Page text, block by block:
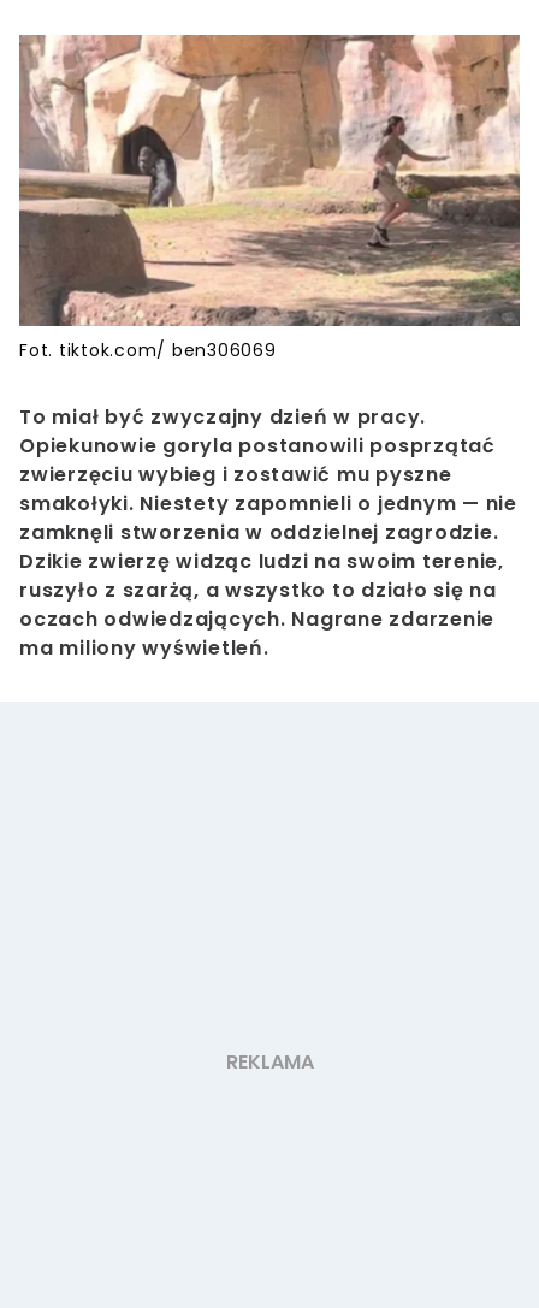
Fot. tiktok.com/ ben306069
To miał być zwyczajny dzień w pracy.
Opiekunowie goryla postanowili posprzątać
zwierzęciu wybieg i zostawić mu pyszne
smakołyki. Niestety zapomnieli o jednym — nie
zamknęli stworzenia w oddzielnej zagrodzie.
Dzikie zwierzę widząc ludzi na swoim terenie,
ruszyło z szarżą, a wszystko to działo się na
oczach odwiedzających. Nagrane zdarzenie
ma miliony wyświetleń.